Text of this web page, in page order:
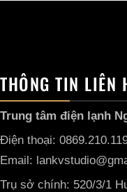
THÔNG TIN LIÊN
Trung tâm điện lạnh
Điện thoại:
Email:
Trụ sở chính: 520/3/1